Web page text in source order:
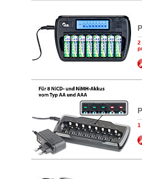
2
1